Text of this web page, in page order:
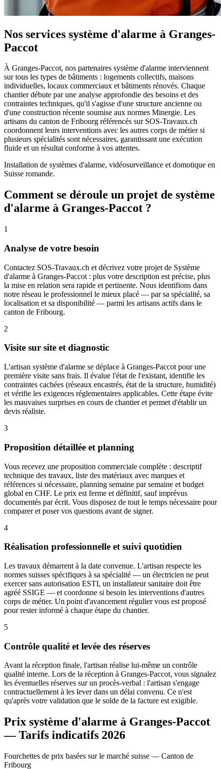
Nos services système d'alarme à Granges-
Paccot
À Granges-Paccot, nos partenaires système d'alarme interviennent
sur tous les types de bâtiments : logements collectifs, maisons
individuelles, locaux commerciaux et bâtiments rénovés. Chaque
chantier débute par une analyse approfondie des besoins et des
contraintes techniques, qu'il s'agisse d'une structure ancienne ou
d'une construction récente soumise aux normes Minergie. Les
artisans du canton de Fribourg référencés sur SOS-Travaux.ch
coordonnent leurs interventions avec les autres corps de métier si
plusieurs spécialités sont nécessaires, garantissant une exécution
fluide et un résultat conforme à vos attentes.
Installation de systèmes d'alarme, vidéosurveillance et domotique en
Suisse romande.
Comment se déroule un projet de système
d'alarme à Granges-Paccot ?
1
Analyse de votre besoin
Contactez SOS-Travaux.ch et décrivez votre projet de Système
d'alarme à Granges-Paccot : plus votre description est précise, plus
la mise en relation sera rapide et pertinente. Nous identifions dans
notre réseau le professionnel le mieux placé — par sa spécialité, sa
localisation et sa disponibilité — parmi les artisans actifs dans le
canton de Fribourg.
2
Visite sur site et diagnostic
L'artisan système d'alarme se déplace à Granges-Paccot pour une
première visite sans frais. Il évalue l'état de l'existant, identifie les
contraintes cachées (réseaux encastrés, état de la structure, humidité)
et vérifie les exigences réglementaires applicables. Cette étape évite
les mauvaises surprises en cours de chantier et permet d'établir un
devis réaliste.
3
Proposition détaillée et planning
Vous recevez une proposition commerciale complète : descriptif
technique des travaux, liste des matériaux avec marques et
références si nécessaire, planning semaine par semaine et budget
global en CHF. Le prix est ferme et définitif, sauf imprévus
documentés par écrit. Vous disposez de tout le temps nécessaire pour
comparer et poser vos questions avant de signer.
4
Réalisation professionnelle et suivi quotidien
Les travaux démarrent à la date convenue. L'artisan respecte les
normes suisses spécifiques à sa spécialité — un électricien ne peut
exercer sans autorisation ESTI, un installateur sanitaire doit être
agréé SSIGE — et coordonne si besoin les interventions d'autres
corps de métier. Un point d'avancement régulier vous est proposé
pour rester informé à chaque étape du chantier.
5
Contrôle qualité et levée des réserves
Avant la réception finale, l'artisan réalise lui-même un contrôle
qualité interne. Lors de la réception à Granges-Paccot, vous signalez
les éventuelles réserves sur un procès-verbal : l'artisan s'engage
contractuellement à les lever dans un délai convenu. Ce n'est
qu'après votre validation que le solde de la facture est exigible.
Prix système d'alarme à Granges-Paccot
— Tarifs indicatifs 2026
Fourchettes de prix basées sur le marché suisse — Canton de
Fribourg